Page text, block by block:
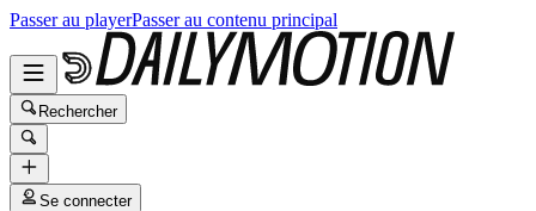
Passer au playerPasser au contenu principal
Rechercher
Se connecter